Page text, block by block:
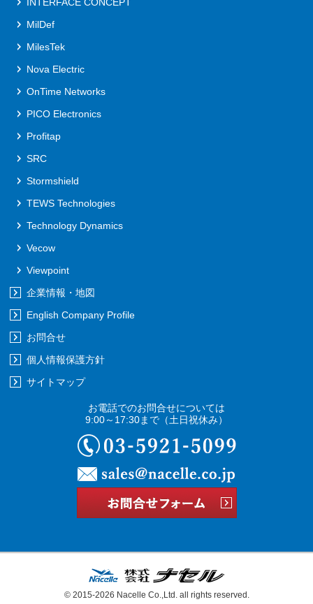
INTERFACE CONCEPT
MilDef
MilesTek
Nova Electric
OnTime Networks
PICO Electronics
Profitap
SRC
Stormshield
TEWS Technologies
Technology Dynamics
Vecow
Viewpoint
企業情報・地図
English Company Profile
お問合せ
個人情報保護方針
サイトマップ
お電話でのお問合せについては
9:00～17:30まで （土日祝休み）
© 2015-2026 Nacelle Co.,Ltd.all rights reserved.